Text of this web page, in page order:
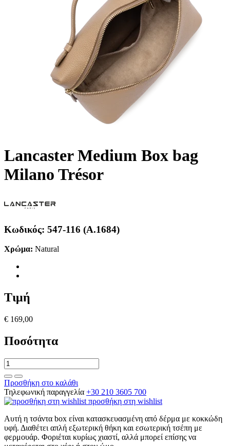
Lancaster Medium Box bag
Milano Trésor
Κωδικός: 547-116 (A.1684)
Χρώμα: Natural
Τιμή
€ 169,00
Ποσότητα
Προσθήκη στο καλάθι
Τηλεφωνική παραγγελία +30 210 3605 700
προσθήκη στη wishlist
Αυτή η τσάντα box είναι κατασκευασμένη από δέρμα με κοκκώδη
υφή. Διαθέτει απλή εξωτερική θήκη και εσωτερική τσέπη με
φερμουάρ. Φοριέται κυρίως χιαστί, αλλά μπορεί επίσης να